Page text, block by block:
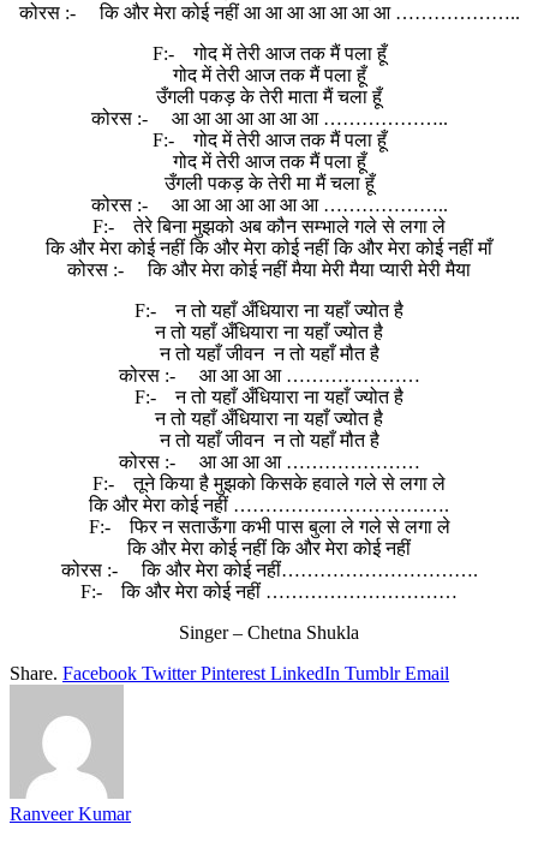
कोरस :- कि और मेरा कोई नहीं आ आ आ आ आ आ आ ………………..
F:- गोद में तेरी आज तक मैं पला हूँ
गोद में तेरी आज तक मैं पला हूँ
उँगली पकड़ के तेरी माता मैं चला हूँ
कोरस :- आ आ आ आ आ आ आ ………………..
F:- गोद में तेरी आज तक मैं पला हूँ
गोद में तेरी आज तक मैं पला हूँ
उँगली पकड़ के तेरी मा मैं चला हूँ
कोरस :- आ आ आ आ आ आ आ ………………..
F:- तेरे बिना मुझको अब कौन सम्भाले गले से लगा ले
कि और मेरा कोई नहीं कि और मेरा कोई नहीं कि और मेरा कोई नहीं माँ
कोरस :- कि और मेरा कोई नहीं मैया मेरी मैया प्यारी मेरी मैया
F:- न तो यहाँ अँधियारा ना यहाँ ज्योत है
न तो यहाँ अँधियारा ना यहाँ ज्योत है
न तो यहाँ जीवन न तो यहाँ मौत है
कोरस :- आ आ आ आ …………………
F:- न तो यहाँ अँधियारा ना यहाँ ज्योत है
न तो यहाँ अँधियारा ना यहाँ ज्योत है
न तो यहाँ जीवन न तो यहाँ मौत है
कोरस :- आ आ आ आ …………………
F:- तूने किया है मुझको किसके हवाले गले से लगा ले
कि और मेरा कोई नहीं …………………………….
F:- फिर न सताऊँगा कभी पास बुला ले गले से लगा ले
कि और मेरा कोई नहीं कि और मेरा कोई नहीं
कोरस :- कि और मेरा कोई नहीं………………………….
F:- कि और मेरा कोई नहीं …………………………
Singer – Chetna Shukla
Share. Facebook Twitter Pinterest LinkedIn Tumblr Email
Ranveer Kumar